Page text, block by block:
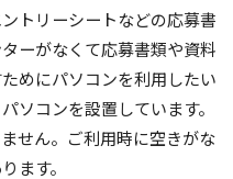
トリーシートなどの応募書
ーがなくて応募書類や資料
めにパソコンを利用したい
ソコンを設置しています。
せん。ご利用時に空きがな
ます。